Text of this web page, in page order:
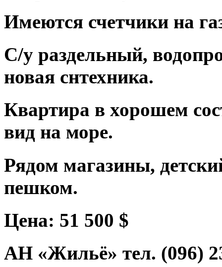
Имеются счетчики на
С/у раздельный,
новая снтехника.
Квартира в хорошем
вид на море.
Рядом магазины,
пешком.
Цена: 51 500 $
АН «Жильё» тел. (096)